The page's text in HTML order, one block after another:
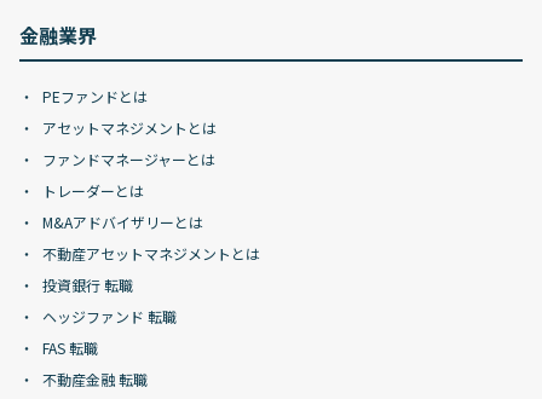
金融業界
PEファンドとは
アセットマネジメントとは
ファンドマネージャーとは
トレーダーとは
M&Aアドバイザリーとは
不動産アセットマネジメントとは
投資銀行 転職
ヘッジファンド 転職
FAS 転職
不動産金融 転職